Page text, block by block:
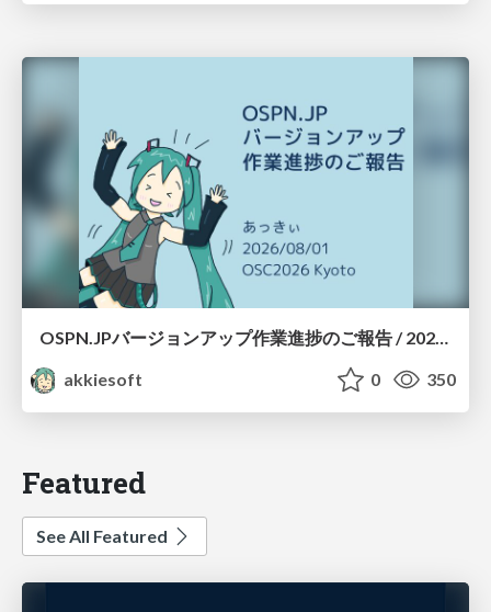
OSPN.JPバージョンアップ作業進捗のご報告 / 20260801-osc26kyoto
akkiesoft
0 350
Featured
See All Featured